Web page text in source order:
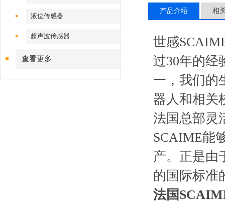
液位传感器
超声波传感器
查看更多
产品介绍 相
世感
过30年的经
一，我们的
器人和相关
法国总部灵
SCAIME能
产。正是由
的国际标准
法国